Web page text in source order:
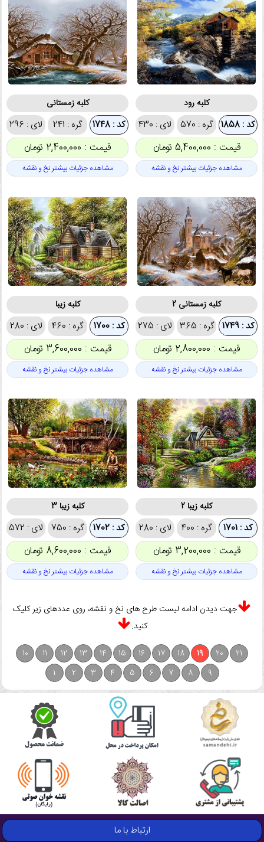
کلبه رود
کد : 1858 گره : 570 لای : 430
قیمت : 5,400,000 تومان
مشاهده جزئیات بیشتر نخ و نقشه
کلبه زمستانی
کد : 1748 گره : 241 لای : 296
قیمت : 2,400,000 تومان
مشاهده جزئیات بیشتر نخ و نقشه
کلبه زمستانی 2
کد : 1749 گره : 365 لای : 275
قیمت : 2,800,000 تومان
مشاهده جزئیات بیشتر نخ و نقشه
کلبه زیبا
کد : 1700 گره : 460 لای : 280
قیمت : 3,600,000 تومان
مشاهده جزئیات بیشتر نخ و نقشه
کلبه زیبا 2
کد : 1701 گره : 400 لای : 280
قیمت : 3,200,000 تومان
مشاهده جزئیات بیشتر نخ و نقشه
کلبه زیبا 3
کد : 1702 گره : 750 لای : 572
قیمت : 8,600,000 تومان
مشاهده جزئیات بیشتر نخ و نقشه
جهت دیدن ادامه لیست طرح های نخ و نقشه، روی عددهای زیر کلیک
کنید.
21
20
19
18
17
16
15
14
13
12
11
10
9
8
7
6
5
4
3
2
1
ارتباط با ما